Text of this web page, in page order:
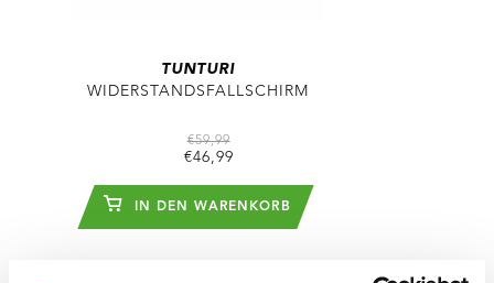
TUNTURI
WIDERSTANDSFALLSCHIRM
€59,99
€46,99
IN DEN WARENKORB